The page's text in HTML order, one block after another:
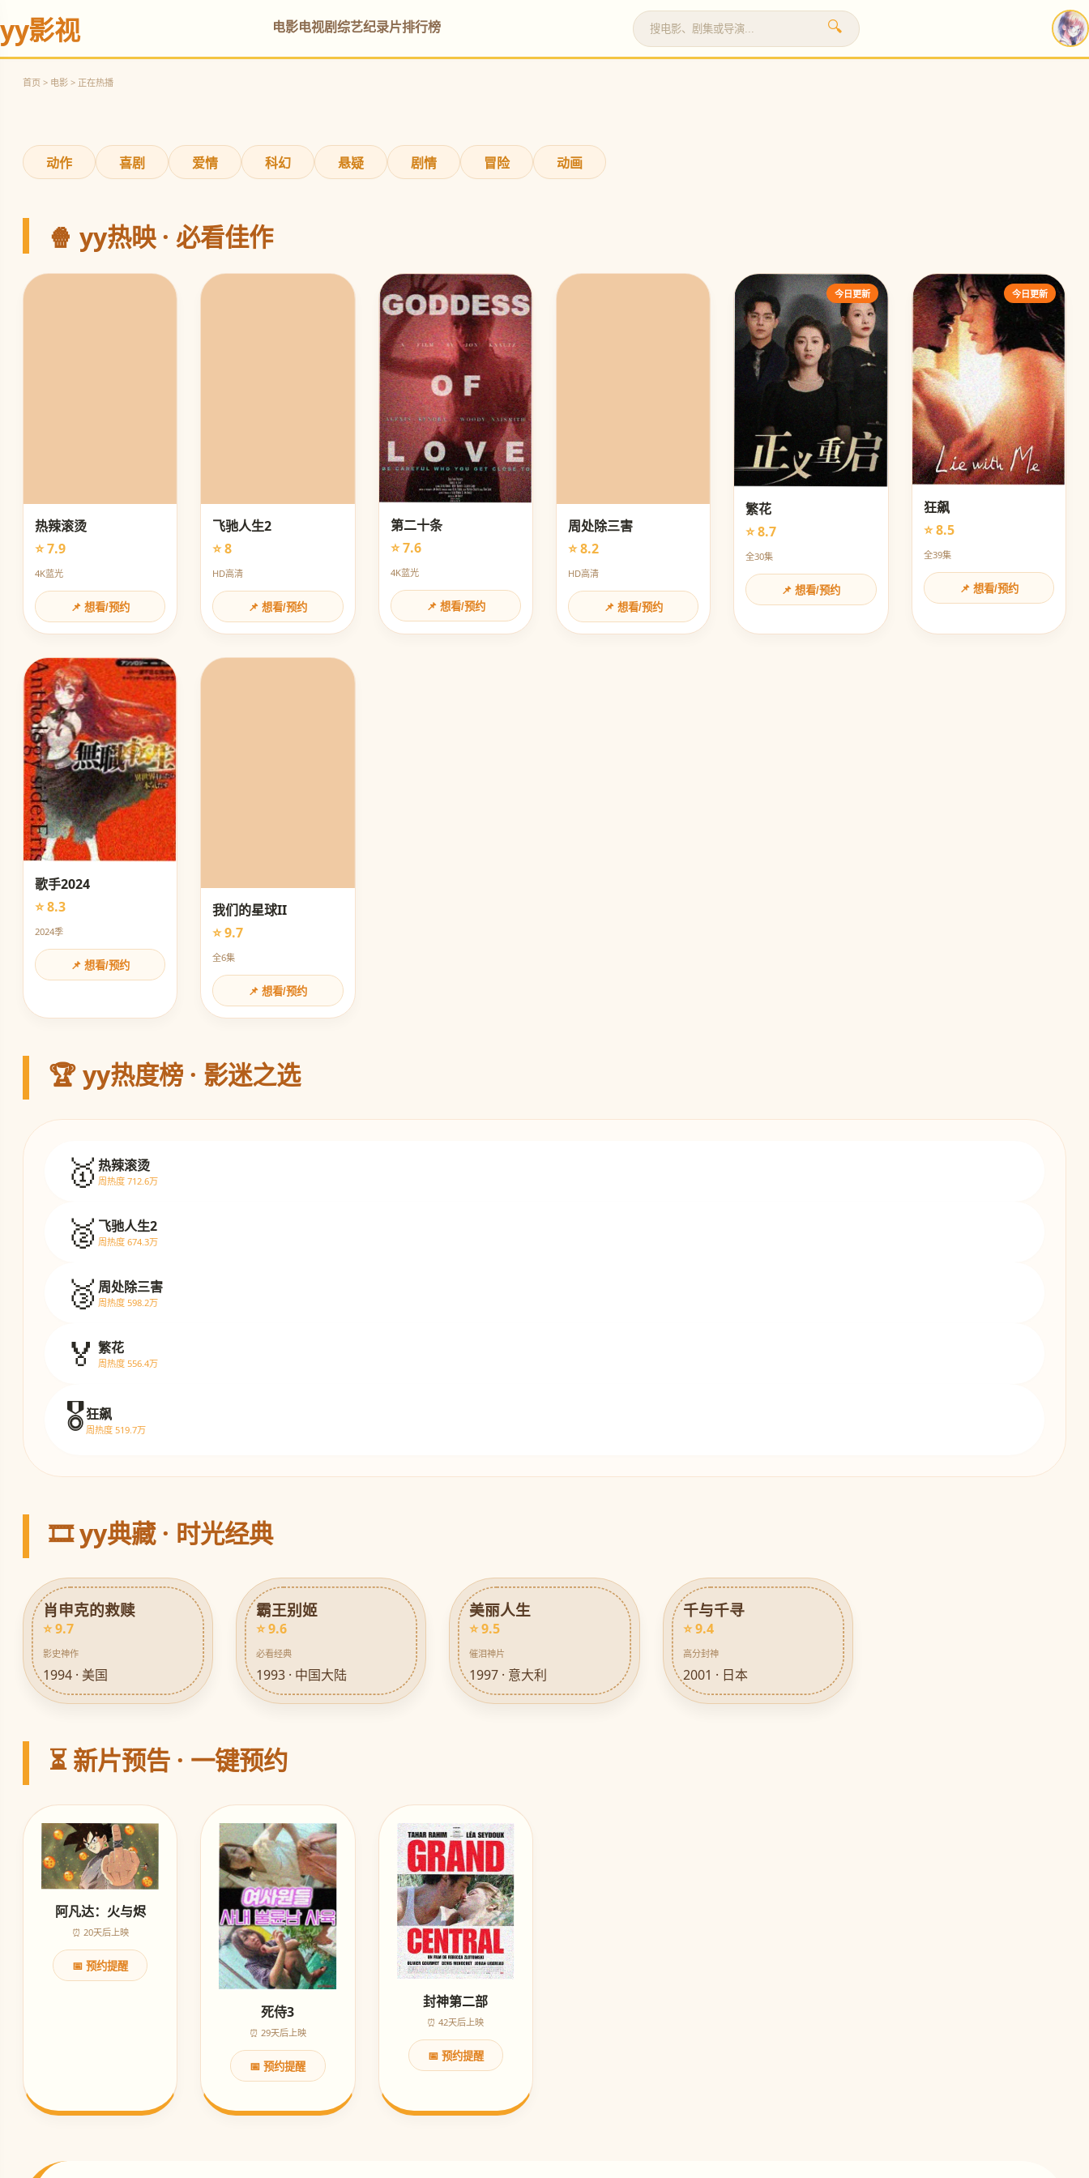
yy影视 电影电视剧综艺纪录片排行榜 🔍
首页 > 电影 > 正在热播
热血赛车，再战巅峰
动作 喜剧 爱情 科幻 悬疑 剧情 冒险 动画
🍿 yy热映 · 必看佳作
热辣滚烫
⭐ 7.9
4K蓝光
📌 想看/预约
飞驰人生2
⭐ 8
HD高清
📌 想看/预约
第二十条
⭐ 7.6
4K蓝光
📌 想看/预约
周处除三害
⭐ 8.2
HD高清
📌 想看/预约
今日更新
繁花
⭐ 8.7
全30集
📌 想看/预约
今日更新
狂飙
⭐ 8.5
全39集
📌 想看/预约
歌手2024
⭐ 8.3
2024季
📌 想看/预约
我们的星球II
⭐ 9.7
全6集
📌 想看/预约
🏆 yy热度榜 · 影迷之选
🥇 热辣滚烫
周热度 712.6万
🥈 飞驰人生2
周热度 674.3万
🥉 周处除三害
周热度 598.2万
🏅 繁花
周热度 556.4万
🎖️狂飙
周热度 519.7万
🎞️ yy典藏 · 时光经典
肖申克的救赎
⭐ 9.7
影史神作
1994 · 美国
霸王别姬
⭐ 9.6
必看经典
1993 · 中国大陆
美丽人生
⭐ 9.5
催泪神片
1997 · 意大利
千与千寻
⭐ 9.4
高分封神
2001 · 日本
⏳ 新片预告 · 一键预约
阿凡达：火与烬
⏰ 20天后上映
📅 预约提醒
死侍3
⏰ 29天后上映
📅 预约提醒
封神第二部
⏰ 42天后上映
📅 预约提醒